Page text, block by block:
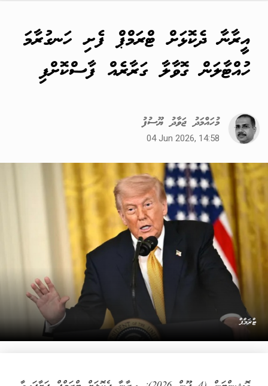
އީރާނާ ދެކޮޅަށް ޓްރަމްޕް ފެށި ހަނގުރާމަ
ހުއްޓާލަން ގޮވާލާ ގަރާރެއް ފާސްކޮށްފި
މުހައްމަދު ޖަވާދު ޔޫސުފު
04 Jun 2026, 14:58
ޓްރަމްޕް